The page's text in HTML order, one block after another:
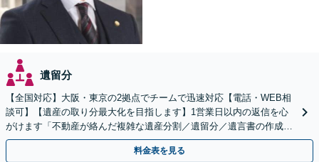
遺留分
【全国対応】大阪・東京の2拠点でチームで迅速対応【電話・WEB相
談可】【遺産の取り分最大化を目指します】1営業日以内の返信を心
がけます「不動産が絡んだ複雑な遺産分割／遺留分／遺言書の作成・
執行／事業承継など、お任せください」【休日相談あり】
料金表を見る